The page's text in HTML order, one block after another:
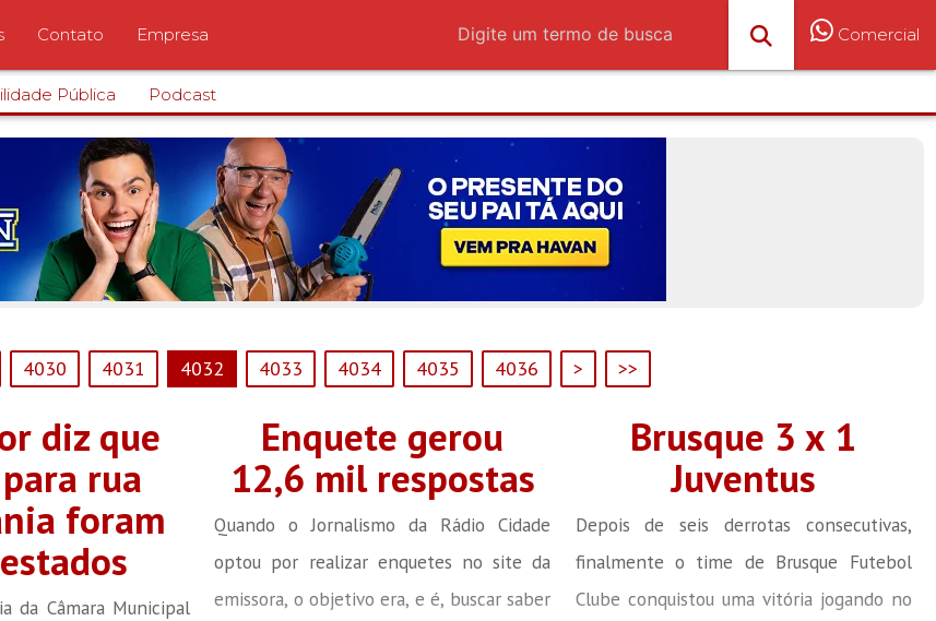
Contato Empresa Comercial
Pública Podcast
4030 4031 4032 4033 4034 4035 4036 > >>
diz que
rua
foram
da Câmara Municipal
Enquete gerou
12,6 mil respostas
Quando o Jornalismo da Rádio Cidade
optou por realizar enquetes no site da
emissora, o objetivo era, e é, buscar saber
Brusque 3 x 1
Juventus
Depois de seis derrotas consecutivas,
finalmente o time de Brusque Futebol
Clube conquistou uma vitória jogando no